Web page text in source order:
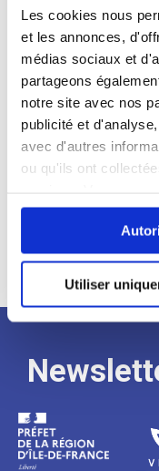
Les cookies nous
et les annonces,
médias sociaux et
partageons
notre site avec nos
publicité et
avec d'autres
ou qu'ils ont
continuez à utiliser
Utiliser
Qualifications et
Profil recherché :
Expérience :
de